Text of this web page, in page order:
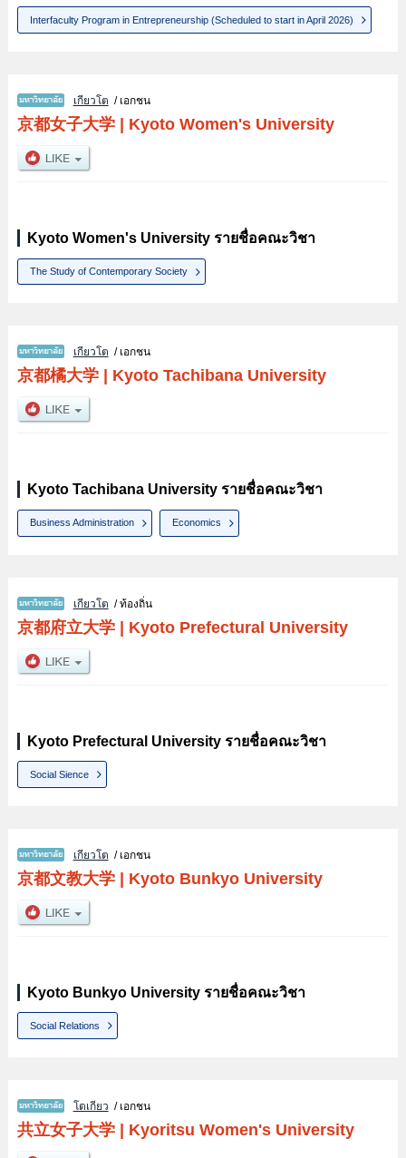
Interfaculty Program in Entrepreneurship (Scheduled to start in April 2026)
เกียวโต / เอกชน
京都女子大学| Kyoto Women's University
Kyoto Women's University รายชื่อคณะวิชา
The Study of Contemporary Society
เกียวโต / เอกชน
京都橘大学| Kyoto Tachibana University
Kyoto Tachibana University รายชื่อคณะวิชา
Business Administration Economics
เกียวโต / ท้องถิ่น
京都府立大学| Kyoto Prefectural University
Kyoto Prefectural University รายชื่อคณะวิชา
Social Sience
เกียวโต / เอกชน
京都文教大学| Kyoto Bunkyo University
Kyoto Bunkyo University รายชื่อคณะวิชา
Social Relations
โตเกียว / เอกชน
共立女子大学| Kyoritsu Women's University